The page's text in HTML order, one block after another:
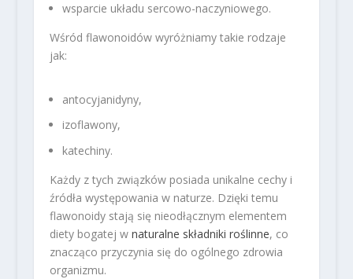
wsparcie układu sercowo-naczyniowego.
Wśród flawonoidów wyróżniamy takie rodzaje
jak:
antocyjanidyny,
izoflawony,
katechiny.
Każdy z tych związków posiada unikalne cechy i
źródła występowania w naturze. Dzięki temu
flawonoidy stają się nieodłącznym elementem
diety bogatej w naturalne składniki roślinne, co
znacząco przyczynia się do ogólnego zdrowia
organizmu.